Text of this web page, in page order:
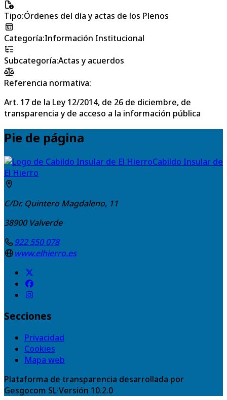
Tipo:Órdenes del día y actas de los Plenos
Categoría:Información Institucional
Subcategoría:Actas y acuerdos
Referencia normativa:
Art. 17 de la Ley 12/2014, de 26 de diciembre, de
transparencia y de acceso a la información pública
Pie de página
Cabildo Insular de
El Hierro
C/Dr. Quintero Magdaleno, 11
38900 Valverde
922 550 078
www.elhierro.es
Secciones
Privacidad
Cookies
Mapa web
Plataforma de transparencia desarrollada por
Gesgocom SL·Versión 10.2.0